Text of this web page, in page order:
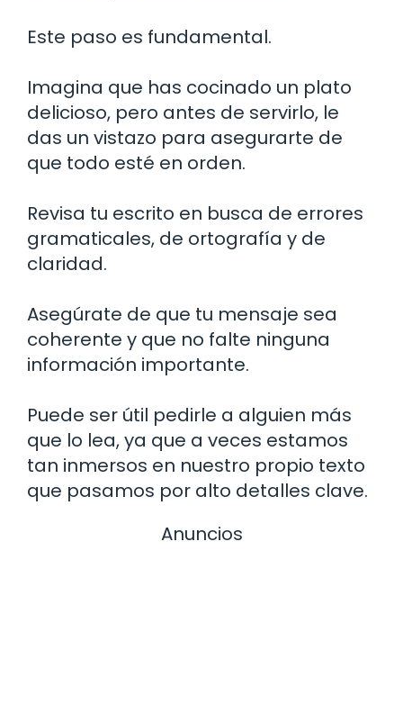
Este paso es fundamental.
Imagina que has cocinado un plato
delicioso, pero antes de servirlo, le
das un vistazo para asegurarte de
que todo esté en orden.
Revisa tu escrito en busca de errores
gramaticales, de ortografía y de
claridad.
Asegúrate de que tu mensaje sea
coherente y que no falte ninguna
información importante.
Puede ser útil pedirle a alguien más
que lo lea, ya que a veces estamos
tan inmersos en nuestro propio texto
que pasamos por alto detalles clave.
Anuncios